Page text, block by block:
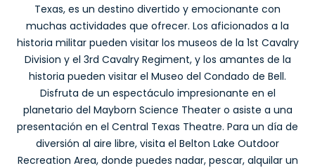
Texas, es un destino divertido y emocionante con
muchas actividades que ofrecer. Los aficionados a la
historia militar pueden visitar los museos de la 1st Cavalry
Division y el 3rd Cavalry Regiment, y los amantes de la
historia pueden visitar el Museo del Condado de Bell.
Disfruta de un espectáculo impresionante en el
planetario del Mayborn Science Theater o asiste a una
presentación en el Central Texas Theatre. Para un día de
diversión al aire libre, visita el Belton Lake Outdoor
Recreation Area, donde puedes nadar, pescar, alquilar un